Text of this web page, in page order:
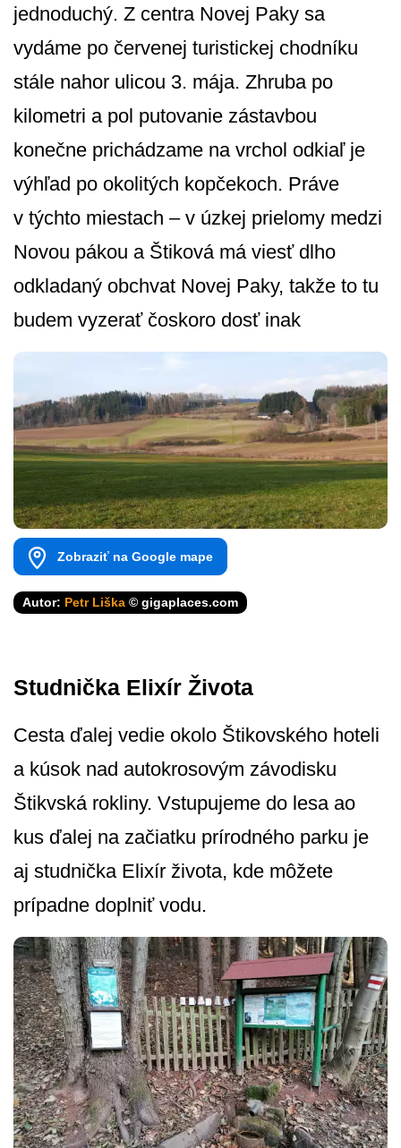
jednoduchý. Z centra Novej Paky sa
vydáme po červenej turistickej chodníku
stále nahor ulicou 3. mája. Zhruba po
kilometri a pol putovanie zástavbou
konečne prichádzame na vrchol odkiaľ je
výhľad po okolitých kopčekoch. Práve
v týchto miestach – v úzkej prielomy medzi
Novou pákou a Štiková má viesť dlho
odkladaný obchvat Novej Paky, takže to tu
budem vyzerať čoskoro dosť inak
Zobraziť na Google mape
Autor: Petr Liška © gigaplaces.com
Studnička Elixír Života
Cesta ďalej vedie okolo Štikovského hoteli
a kúsok nad autokrosovým závodisku
Štikvská rokliny. Vstupujeme do lesa ao
kus ďalej na začiatku prírodného parku je
aj studnička Elixír života, kde môžete
prípadne doplniť vodu.